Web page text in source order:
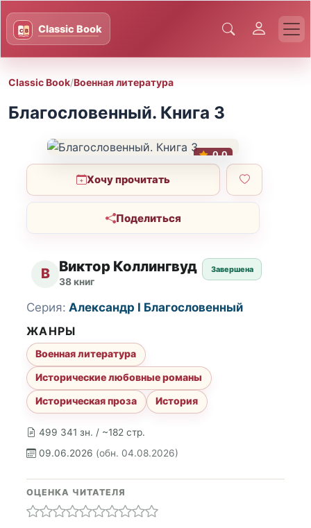
Classic Book/Военная литература
Благословенный. Книга 3
0.0
Хочу прочитать
Поделиться
В Виктор Коллингвуд
38 книг
Завершена
499 341 зн. / ~182 стр.
09.06.2026 (обн. 04.08.2026)
Серия: Александр I Благословенный
ЖАНРЫ
Военная литература
Исторические любовные романы
Историческая проза
История
ОЦЕНКА ЧИТАТЕЛЯ